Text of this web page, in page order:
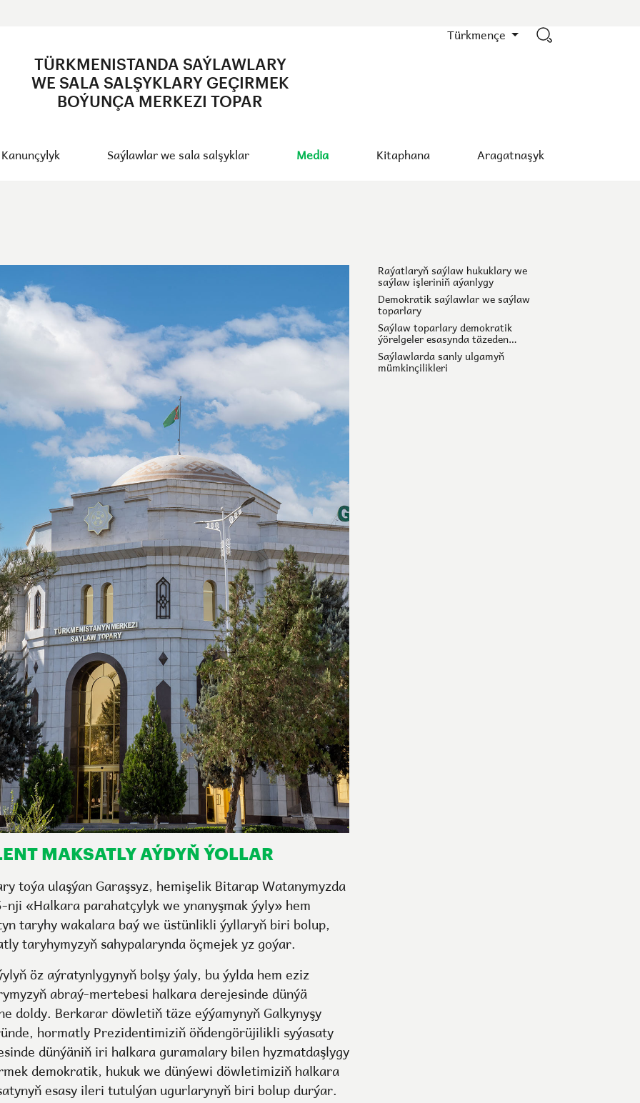
Türkmençe
TÜRKMENISTANDA SAÝLAWLARY
WE SALA SALŞYKLARY GEÇIRMEK
BOÝUNÇA MERKEZI TOPAR
Kanunçylyk Saýlawlar we sala salşyklar Media Kitaphana Aragatnaşyk
MAKSATLY AÝDYŇ ÝOLLAR
toýa ulaşýan Garaşsyz, hemişelik Bitarap Watanymyzda
nji «Halkara parahatçylyk we ynanyşmak ýyly» hem
taryhy wakalara baý we üstünlikli ýyllaryň biri bolup,
taryhymyzyň sahypalarynda öçmejek yz goýar.
öz aýratynlygynyň bolşy ýaly, bu ýylda hem eziz
abraý-mertebesi halkara derejesinde dünýä
doldy. Berkarar döwletiň täze eýýamynyň Galkynyşy
hormatly Prezidentimiziň öňdengörüjilikli syýasaty
dünýäniň iri halkara guramalary bilen hyzmatdaşlygy
demokratik, hukuk we dünýewi döwletimiziň halkara
esasy ileri tutulýan ugurlarynyň biri bolup durýar.
Raýatlaryň saýlaw hukuklary we
saýlaw işleriniň aýanlygy
Demokratik saýlawlar we saýlaw
toparlary
Saýlaw toparlary demokratik
ýörelgeler esasynda täzeden
döredilýär
Saýlawlarda sanly ulgamyň
mümkinçilikleri